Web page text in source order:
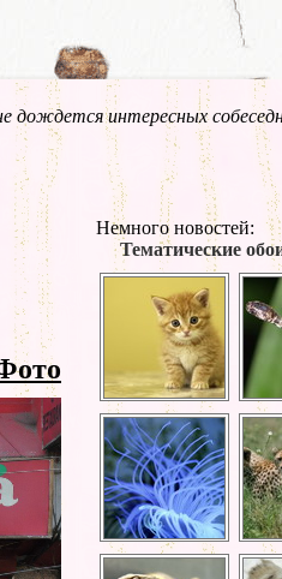
дождется интересных
Немного новостей:
Тематические